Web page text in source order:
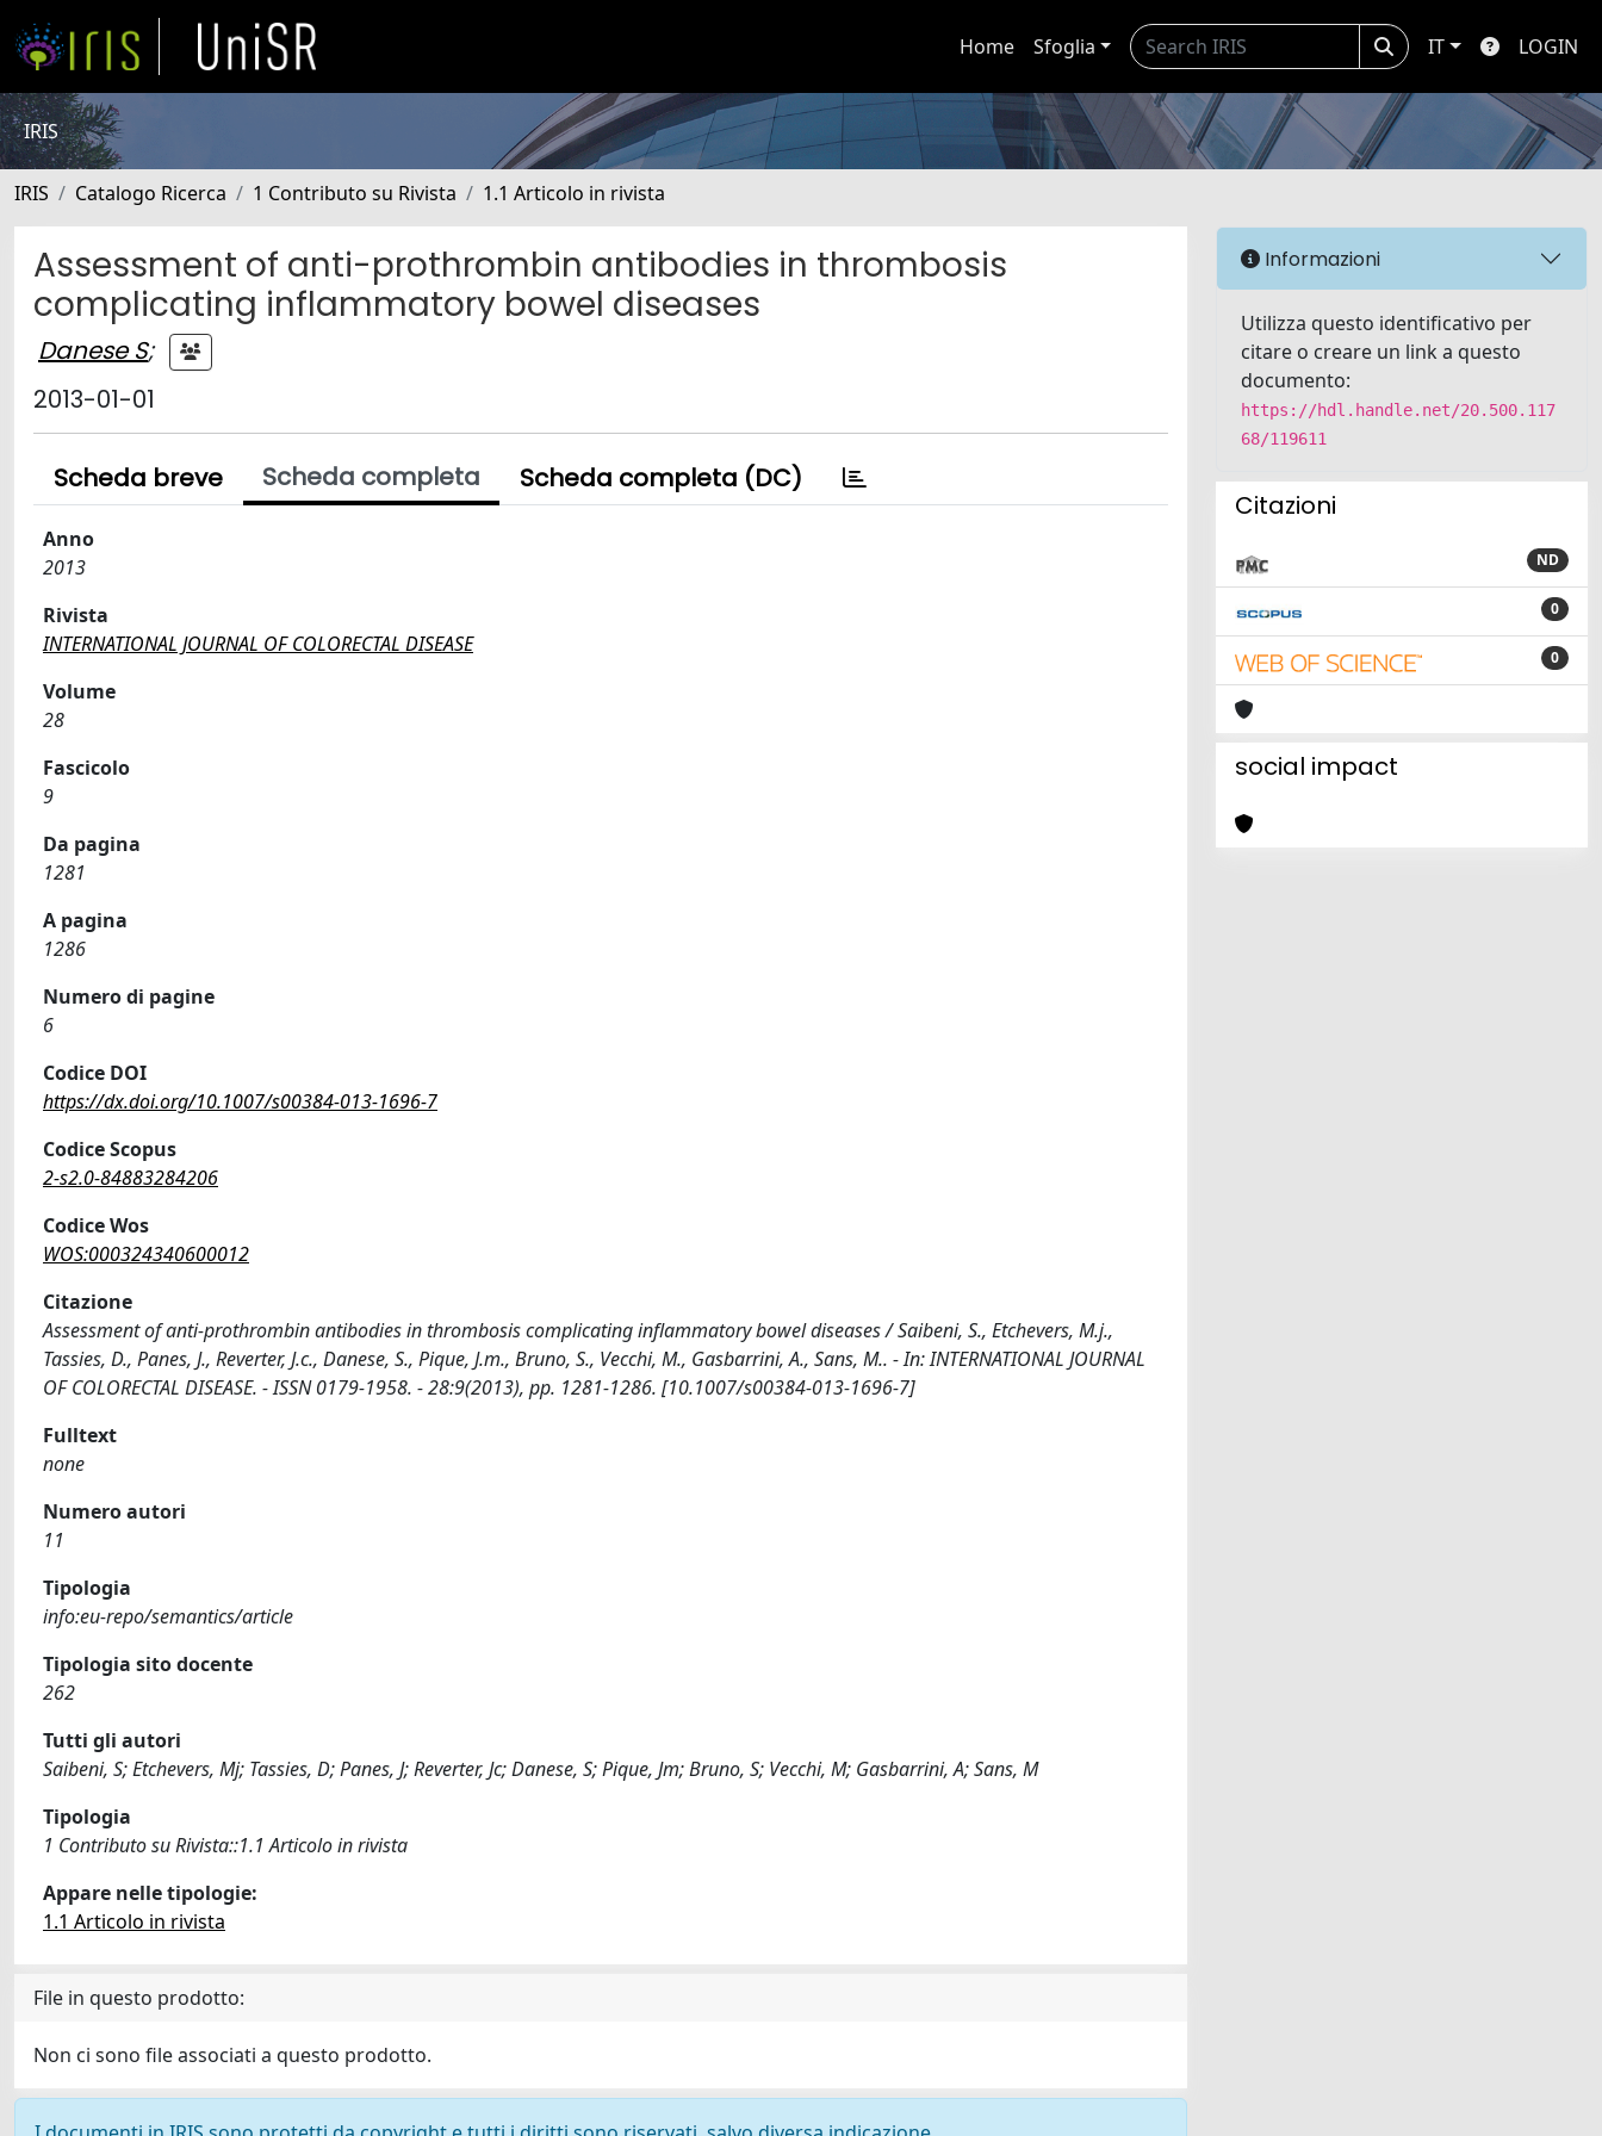
Home Sfoglia IT LOGIN
IRIS
IRIS Catalogo Ricerca 1 Contributo su Rivista 1.1 Articolo in rivista
Assessment of anti-prothrombin antibodies in thrombosis
complicating inflammatory bowel diseases
Danese S;
2013-01-01
Scheda breve Scheda completa Scheda completa (DC)
Anno
2013
Rivista
INTERNATIONAL JOURNAL OF COLORECTAL DISEASE
Volume
28
Fascicolo
9
Da pagina
1281
A pagina
1286
Numero di pagine
6
Codice DOI
https://dx.doi.org/10.1007/s00384-013-1696-7
Codice Scopus
2-s2.0-84883284206
Codice Wos
WOS:000324340600012
Citazione
Assessment of anti-prothrombin antibodies in thrombosis complicating inflammatory bowel diseases / Saibeni, S., Etchevers, M.j.,
Tassies, D., Panes, J., Reverter, J.c., Danese, S., Pique, J.m., Bruno, S., Vecchi, M., Gasbarrini, A., Sans, M.. - In: INTERNATIONAL JOURNAL
OF COLORECTAL DISEASE. - ISSN 0179-1958. - 28:9(2013), pp. 1281-1286. [10.1007/s00384-013-1696-7]
Fulltext
none
Numero autori
11
Tipologia
info:eu-repo/semantics/article
Tipologia sito docente
262
Tutti gli autori
Saibeni, S; Etchevers, Mj; Tassies, D; Panes, J; Reverter, Jc; Danese, S; Pique, Jm; Bruno, S; Vecchi, M; Gasbarrini, A; Sans, M
Tipologia
1 Contributo su Rivista::1.1 Articolo in rivista
Appare nelle tipologie:
1.1 Articolo in rivista
File in questo prodotto:
Non ci sono file associati a questo prodotto.
Informazioni
Utilizza questo identificativo per
citare o creare un link a questo
documento:
https://hdl.handle.net/20.500.117
68/119611
Citazioni
ND
0
0
social impact